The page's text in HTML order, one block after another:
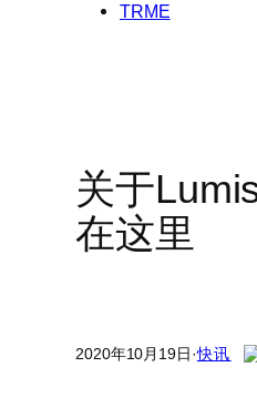
TRME
关于
在这里
2020年10月19日·快讯